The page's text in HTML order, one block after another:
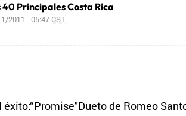
40 Principales Costa Rica
2011 - 05:47CST
éxito:“Promise"Dueto de Romeo